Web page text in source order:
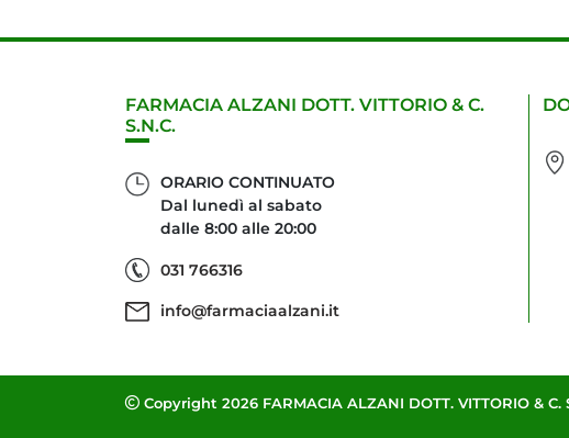
FARMACIA ALZANI DOTT. VITTORIO & C.
S.N.C.
ORARIO CONTINUATO
Dal lunedì al sabato
dalle 8:00 alle 20:00
031 766316
info@farmaciaalzani.it
Copyright 2026 FARMACIA ALZANI DOTT. VITTORIO & C.